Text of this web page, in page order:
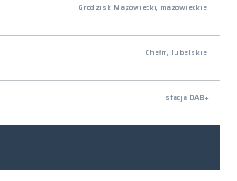
Grodzisk Mazowiecki, mazowieckie
Chełm, lubelskie
stacja DAB+